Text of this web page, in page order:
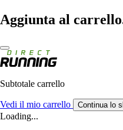
Aggiunta al
Subtotale carrello
Vedi il mio carrello Continua lo
Loading...